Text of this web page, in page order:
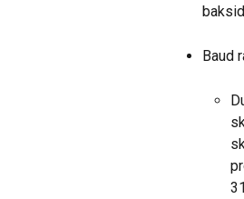
Baud